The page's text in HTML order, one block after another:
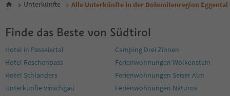
Unterkünfte Alle Unterkünfte in der Dolomitenregion Eggental
Finde das Beste von Südtirol
Hotel in Passeiertal
Camping Drei Zinnen
Hotel Reschenpass
Ferienwohnungen Wolkenstein
Hotel Schlanders
Ferienwohnungen Seiser Alm
Unterkünfte Vinschgau
Ferienwohnungen Naturns